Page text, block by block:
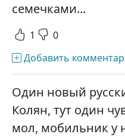
семечками...
1 0
Добавить
Один новый
Колян, тут один
мол, мобильник у